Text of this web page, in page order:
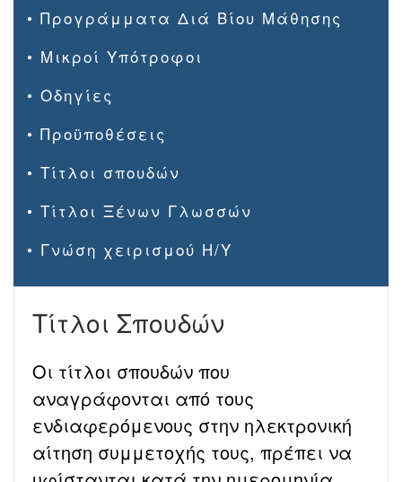
• Προγράμματα Διά Βίου Μάθησης
• Μικροί Υπότροφοι
• Οδηγίες
• Προϋποθέσεις
• Τίτλοι σπουδών
• Τίτλοι Ξένων Γλωσσών
• Γνώση χειρισμού Η/Υ
Τίτλοι Σπουδών
Οι τίτλοι σπουδών που
αναγράφονται από τους
ενδιαφερόμενους στην ηλεκτρονική
αίτηση συμμετοχής τους, πρέπει να